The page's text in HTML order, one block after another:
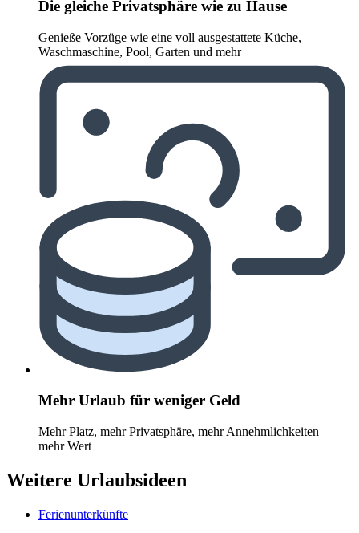
Die gleiche Privatsphäre wie zu Hause
Genieße Vorzüge wie eine voll ausgestattete Küche,
Waschmaschine, Pool, Garten und mehr
Mehr Urlaub für weniger Geld
Mehr Platz, mehr Privatsphäre, mehr Annehmlichkeiten –
mehr Wert
Weitere Urlaubsideen
Ferienunterkünfte